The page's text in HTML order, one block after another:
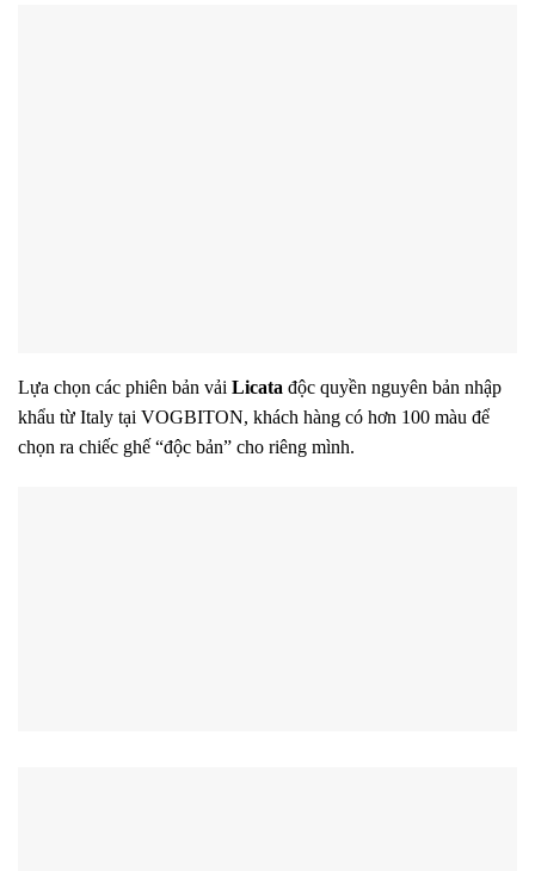
Lựa chọn các phiên bản vải Licata độc quyền nguyên bản nhập
khẩu từ Italy tại VOGBITON, khách hàng có hơn 100 màu để
chọn ra chiếc ghế “độc bản” cho riêng mình.